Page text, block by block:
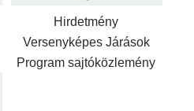
Hirdetmény
Versenyképes Járások
Program sajtóközlemény